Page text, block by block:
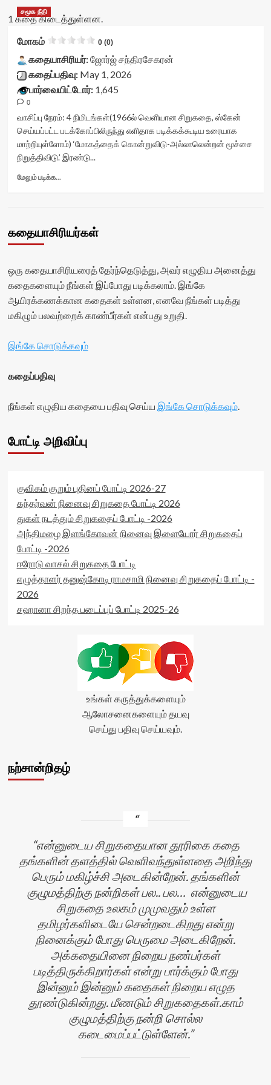
1 கதை கிடைத்துள்ளன.
சமூக நீதி
மோகம் 0 (0)
கதையாசிரியர்:ஜோர்ஜ் சந்திரசேகரன்
கதைப்பதிவு:May 1, 2026
பார்வையிட்டோர்:1,645
0
வாசிப்பு நேரம்: 4 நிமிடங்கள்(1966ல் வெளியான சிறுகதை, ஸ்கேன்
செய்யப்பட்ட படக்கோப்பிலிருந்து எளிதாக படிக்கக்கூடிய உரையாக
மாற்றியுள்ளோம்) ‘மோகத்தைக் கொன்றுவிடு-அல்லாலென்றன் மூச்சை
நிறுத்திவிடு.’ இரண்டு...
மேலும் படிக்க...
vv-
container">
<div
class='yasr-
stars-
title
stars'
rater-
rating='0'
data-
rater-
postid='53226'
data-
rater-
readonly='true'
data-
readonly-
attribute='true'
<span
average'>0
கதையாசிரியர்கள்
ஒரு கதையாசிரியரைத் தேர்ந்தெடுத்து, அவர் எழுதிய அனைத்து
கதைகளையும் நீங்கள் இப்போது படிக்கலாம். இங்கே
ஆயிரக்கணக்கான கதைகள் உள்ளன, எனவே நீங்கள் படித்து
மகிழும் பலவற்றைக் காண்பீர்கள் என்பது உறுதி.
இங்கே சொடுக்கவும்
கதைப்பதிவு
நீங்கள் எழுதிய கதையை பதிவு செய்ய இங்கே சொடுக்கவும்.
போட்டி அறிவிப்பு
குவிகம் குறும் புதினப் போட்டி 2026-27
கந்தர்வன் நினைவு சிறுகதை போட்டி 2026
துகள் நடத்தும் சிறுகதைப் போட்டி -2026
அந்திமழை இளங்கோவன் நினைவு இளையோர் சிறுகதைப்
போட்டி -2026
ஈரோடு வாசல் சிறுகதை போட்டி
எழுத்தாளர் தனுஷ்கோடி ராமசாமி நினைவு சிறுகதைப் போட்டி -
2026
சஹானா சிறந்த படைப்புப் போட்டி 2025-26
உங்கள் கருத்துக்களையும்
ஆலோசனைகளையும் தயவு
செய்து பதிவு செய்யவும்.
நற்சான்றிதழ்
என்னுடைய சிறுகதையான தூரிகை கதை
தங்களின் தளத்தில் வெளிவந்துள்ளதை அறிந்து
பெரும் மகிழ்ச்சி அடைகின்றேன். தங்களின்
குழுமத்திற்கு நன்றிகள் பல.. பல… என்னுடைய
சிறுகதை உலகம் முமுவதும் உள்ள
தமிழர்களிடையே சென்றடைகிறது என்று
நினைக்கும் போது பெருமை அடைகிறேன்.
அக்கதையினை நிறைய நண்பர்கள்
படித்திருக்கிறார்கள் என்று பார்க்கும் போது
இன்னும் இன்னும் கதைகள் நிறைய எழுத
தூண்டுகின்றது. மீணடும் சிறுகதைகள்.காம்
குழுமத்திற்கு நன்றி சொல்ல
கடைமைப்பட்டுள்ளேன்.